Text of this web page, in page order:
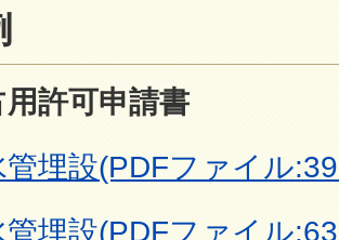
用許可申請書
管埋設(PDFファイル
管埋設(PDFファイル